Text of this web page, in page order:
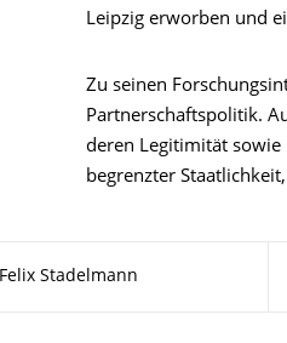
Leipzig erworben und
Zu seinen
Partnerschaftspolitik.
deren Legitimität sowie
begrenzter
Felix Stadelmann